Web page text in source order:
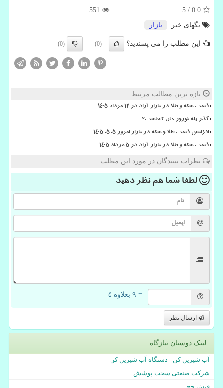
0.0
/
5
551
تگهای خبر:
بازار
این مطلب را می پسندید؟ (0)
(0)
تازه ترین مطالب مرتبط
قیمت سکه و طلا در بازار آزاد در ۱۲ مرداد ۱۴۰۵
گذر پله نوروز خان کجاست؟
افزایش قیمت طلا و سکه در بازار امروز ۵. ۵. ۱۴۰۵
قیمت سکه و طلا در بازار آزاد در ۵ مرداد ۱۴۰۵
نظرات بینندگان در مورد این مطلب
لطفا شما همنظر دهید
= ۹ بعلاوه ۵
ارسال نظر
لینک دوستان نیازگاه
آب شیرین کن - دستگاه آب شیرین کن
شرکت صنعتی سخت پوشش
فیش حج